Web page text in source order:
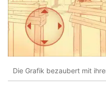
Die Grafik bezaubert mit